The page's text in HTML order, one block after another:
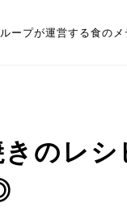
ープが運営する食のメ
のレ